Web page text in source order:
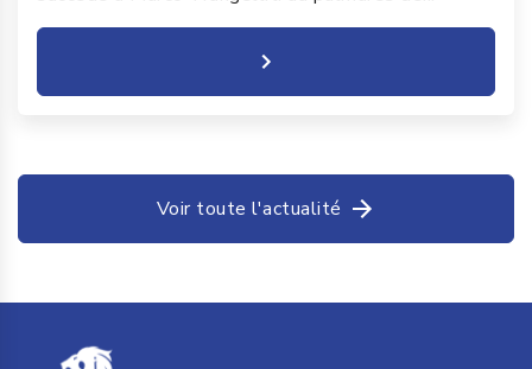
Voir toute l'actualité